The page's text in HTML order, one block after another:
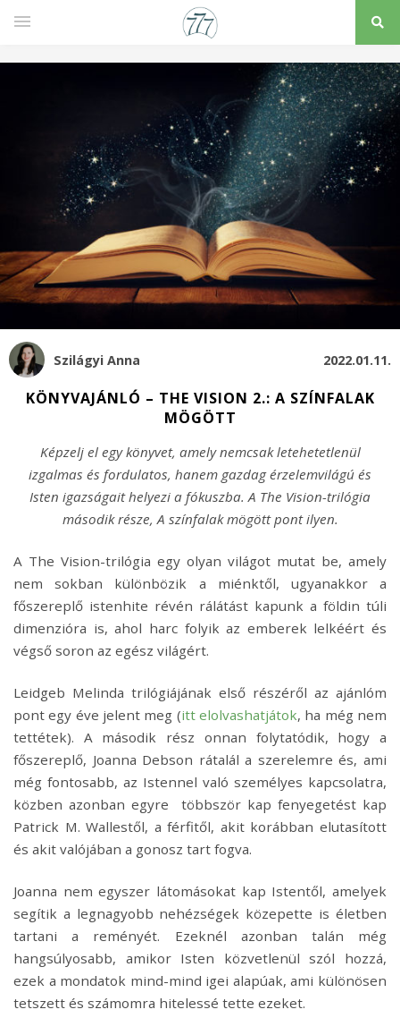
Szilágyi Anna 2022.01.11.
KÖNYVAJÁNLÓ – THE VISION 2.: A SZÍNFALAK
MÖGÖTT
Képzelj el egy könyvet, amely nemcsak letehetetlenül
izgalmas és fordulatos, hanem gazdag érzelemvilágú és
Isten igazságait helyezi a fókuszba. A The Vision-trilógia
második része, A színfalak mögött pont ilyen.
A The Vision-trilógia egy olyan világot mutat be, amely
nem sokban különbözik a miénktől, ugyanakkor a
főszereplő istenhite révén rálátást kapunk a földin túli
dimenzióra is, ahol harc folyik az emberek lelkéért és
végső soron az egész világért.
Leidgeb Melinda trilógiájának első részéről az ajánlóm
pont egy éve jelent meg (itt elolvashatjátok, ha még nem
tettétek). A második rész onnan folytatódik, hogy a
főszereplő, Joanna Debson rátalál a szerelemre és, ami
még fontosabb, az Istennel való személyes kapcsolatra,
közben azonban egyre többször kap fenyegetést kap
Patrick M. Wallestől, a férfitől, akit korábban elutasított
és akit valójában a gonosz tart fogva.
Joanna nem egyszer látomásokat kap Istentől, amelyek
segítik a legnagyobb nehézségek közepette is életben
tartani a reményét. Ezeknél azonban talán még
hangsúlyosabb, amikor Isten közvetlenül szól hozzá,
ezek a mondatok mind-mind igei alapúak, ami különösen
tetszett és számomra hitelessé tette ezeket.